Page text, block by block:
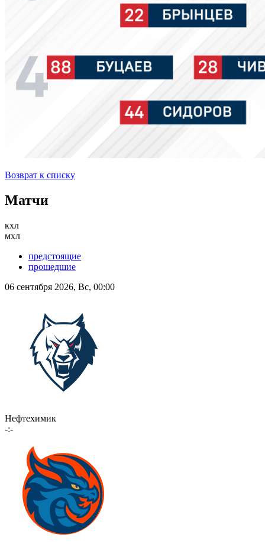
Возврат к списку
Матчи
кхл
мхл
предстоящие
прошедшие
06 сентября 2026, Вс, 00:00
Нефтехимик
-:-